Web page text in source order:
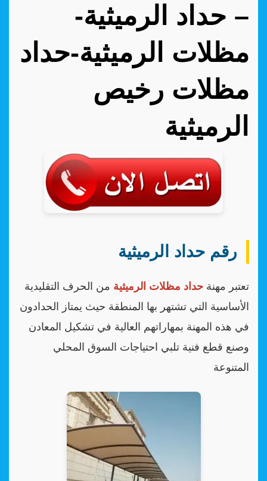
– حداد الرميثية-
مظلات الرميثية-حداد
مظلات رخيص
الرميثية
رقم حداد الرميثية
تعتبر مهنة حداد مظلات الرميثية من الحرف التقليدية
الأساسية التي تشتهر بها المنطقة حيث يمتاز الحدادون
في هذه المهنة بمهاراتهم العالية في تشكيل المعادن
وصنع قطع فنية تلبي احتياجات السوق المحلي
المتنوعة